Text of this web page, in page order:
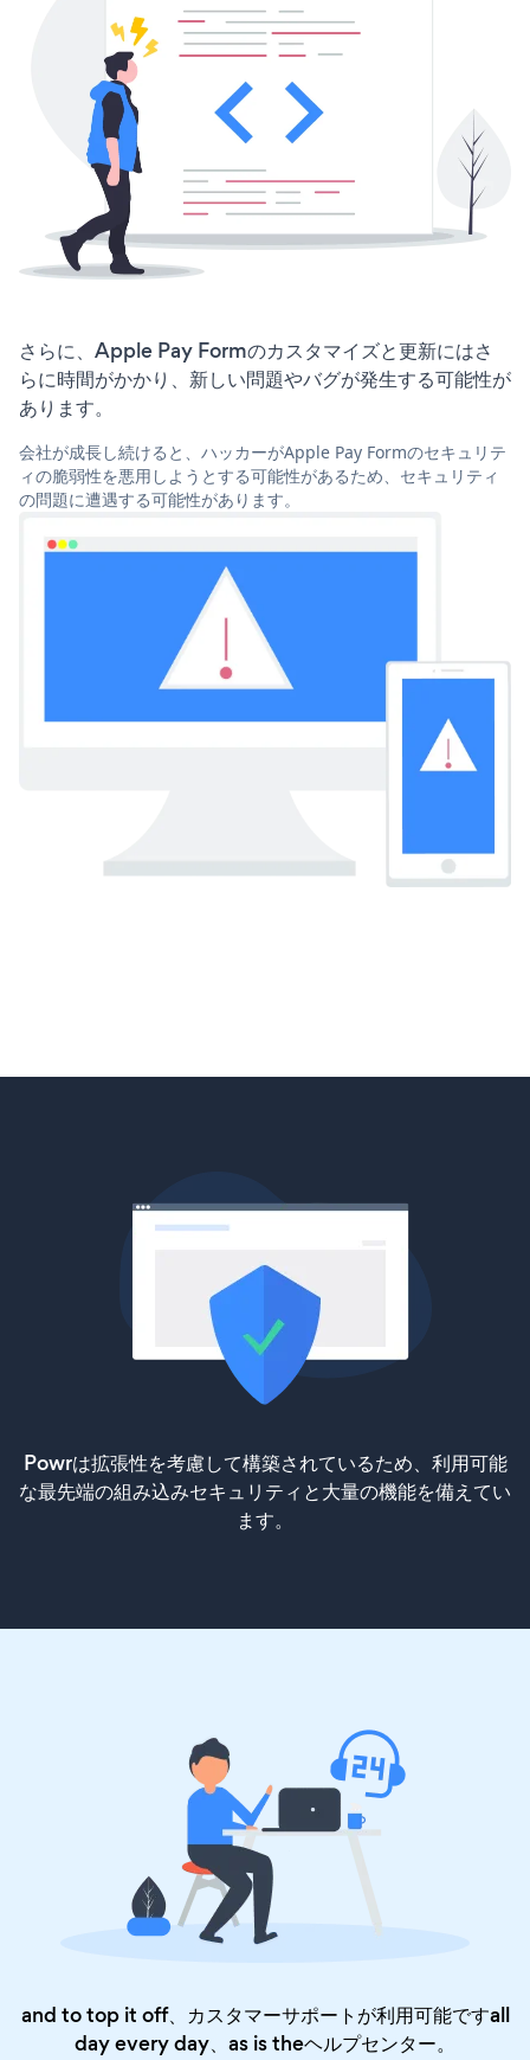
さらに、Apple Pay Formのカスタマイズと更新にはさ
らに時間がかかり、新しい問題やバグが発生する可能性が
あります。
会社が成長し続けると、ハッカーがApple Pay Formのセキュリテ
ィの脆弱性を悪用しようとする可能性があるため、セキュリティ
の問題に遭遇する可能性があります。
Powrは拡張性を考慮して構築されているため、利用可能
な最先端の組み込みセキュリティと大量の機能を備えてい
ます。
and to top it off、カスタマーサポートが利用可能ですall
day every day、as is theヘルプセンター。